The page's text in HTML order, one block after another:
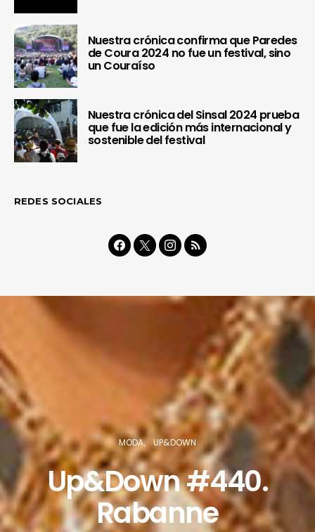
Nuestra crónica confirma que Paredes
de Coura 2024 no fue un festival, sino
un Couraíso
Nuestra crónica del Sinsal 2024 prueba
que fue la edición más internacional y
sostenible del festival
REDES SOCIALES
MODA UP&DOWN
Up&Down #440.
Rabanne